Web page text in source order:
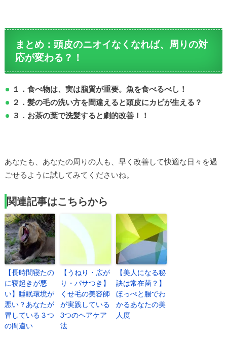
まとめ：頭皮のニオイなくなれば、周りの対
応が変わる？！
１．食べ物は、実は脂質が重要。魚を食べるべし！
２．髪の毛の洗い方を間違えると頭皮にカビが生える？
３．お茶の葉で洗髪すると劇的改善！！
あなたも、あなたの周りの人も、早く改善して快適な日々を過
ごせるように試してみてくださいね。
関連記事はこちらから
【長時間寝たの
に寝起きが悪
い】睡眠環境が
悪い？あなたが
冒している３つ
の間違い
【うねり・広が
り・パサつき】
くせ毛の美容師
が実践している
3つのヘアケア
法
【美人になる秘
訣は常在菌？】
ほっぺと腸でわ
かるあなたの美
人度